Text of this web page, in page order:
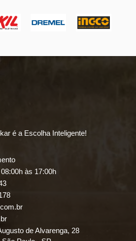
é a Escolha Inteligente!
às 17:00h
de Alvarenga, 28